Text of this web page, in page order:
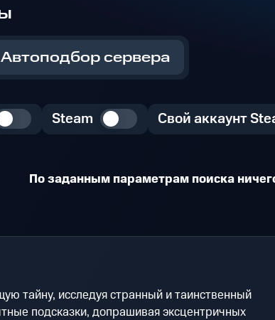
Автоподбор сервера
Steam Свой аккаунт
По заданным параметрам поиска
тайну, исследуя странный и таинственный
подсказки, допрашивая эксцентричных